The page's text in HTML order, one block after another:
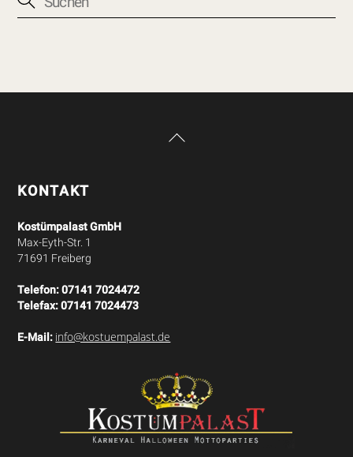
Back
KONTAKT
Kostümpalast GmbH
Max-Eyth-Str. 1
71691 Freiberg
Telefon:07141 7024472
Telefax:07141 7024473
E-Mail: info@kostuempalast.de